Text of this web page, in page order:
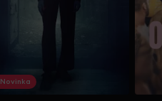
Novinka